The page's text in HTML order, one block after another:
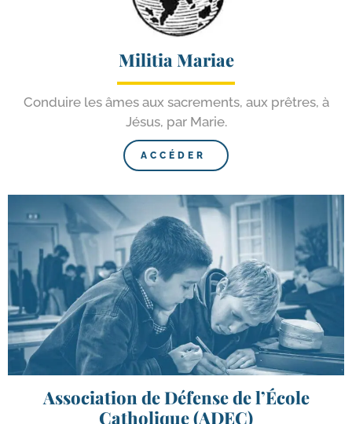
Militia Mariae
Conduire les âmes aux sacre­ments, aux prêtres, à
Jésus, par Marie.
ACCÉDER
Association de Défense de l’École
Catholique (ADEC)